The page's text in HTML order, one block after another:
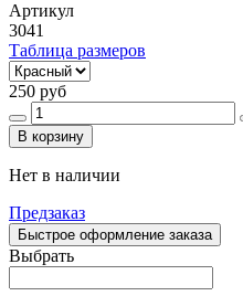
Артикул
3041
Таблица размеров
250 руб
В корзину
Нет в наличии
Предзаказ
Быстрое оформление заказа
Выбрать